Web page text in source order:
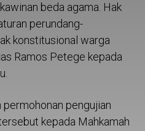
beda agama. Hak
perundang-
konstitusional warga
Ramos Petege kepada
permohonan pengujian
kepada Mahkamah